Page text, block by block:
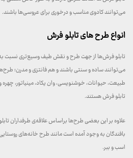
می‌توانند کادوی مناسب و درخوری برای عروسی‌ها باشند.
انواع طرح‌ های تابلو فرش
تابلو فرش‌ها از جهت طرح و نقش طیف وسیع‌تری نسبت
می‌توانند ساده و سنتی باشند و هم فانتزی و مدرن؛
طبیعت، حیوانات، خوشنویسی، وان یکاد، مینیاتور،
تابلو فرش هستند.
علاوه بر این بعضی طرح‌ها براساس علاقه‌ی طرفداران
بافندگان به وجود آمده است مانند طرح خانه‌های
اسب و ببر.